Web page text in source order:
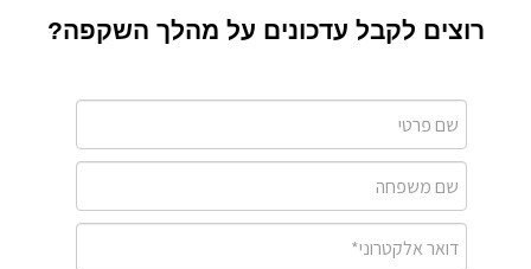
רוצים לקבל עדכונים על מהלך השקפה?